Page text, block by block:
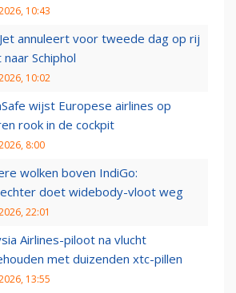
10:43
annuleert voor tweede dag op rij
naar Schiphol
10:02
wijst Europese airlines op
rook in de cockpit
8:00
wolken boven IndiGo:
doet widebody-vloot weg
22:01
Airlines-piloot na vlucht
met duizenden xtc-pillen
13:55